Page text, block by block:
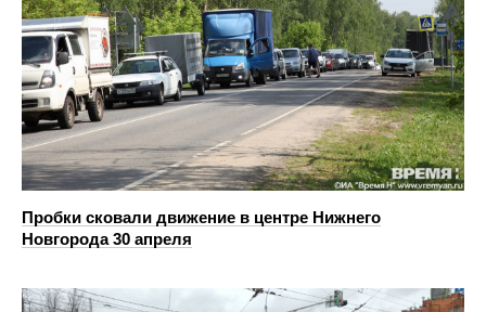
Пробки сковали движение в центре Нижнего
Новгорода 30 апреля